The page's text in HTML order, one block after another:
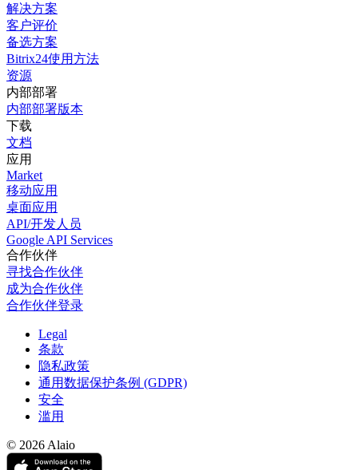
解决方案
客户评价
备选方案
Bitrix24使用方法
资源
内部部署
内部部署版本
下载
文档
应用
Market
移动应用
桌面应用
API/开发人员
Google API Services
合作伙伴
寻找合作伙伴
成为合作伙伴
合作伙伴登录
Legal
条款
隐私政策
通用数据保护条例 (GDPR)
安全
滥用
© 2026 Alaio